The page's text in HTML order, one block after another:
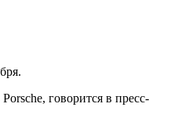
говорится в пресс-